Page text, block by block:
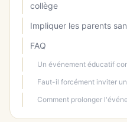
collège
Impliquer les parents
FAQ
Un événement éducatif
Faut-il forcément inviter
Comment prolonger